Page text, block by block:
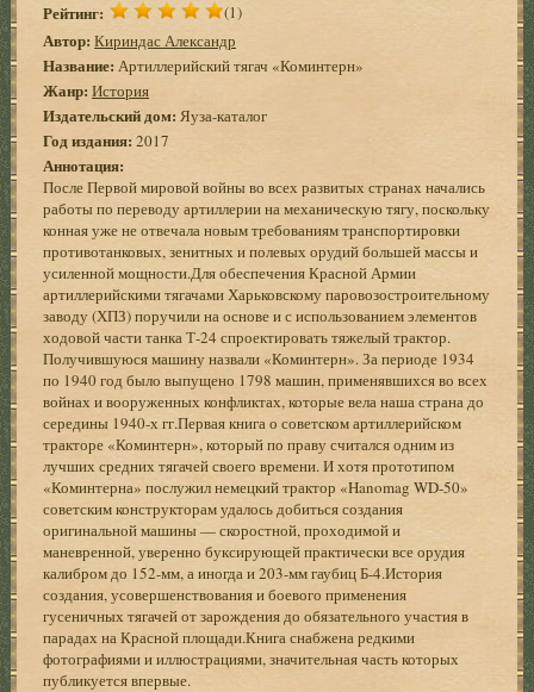
Рейтинг: (1)
Автор: Кириндас Александр
Название: Артиллерийский тягач «Коминтерн»
Жанр: История
Издательский дом: Яуза-каталог
Год издания:2017
Аннотация:
После Первой мировой войны во всех развитых странах начались
работы по переводу артиллерии на механическую тягу, поскольку
конная уже не отвечала новым требованиям транспортировки
противотанковых, зенитных и полевых орудий большей массы и
усиленной мощности.Для обеспечения Красной Армии
артиллерийскими тягачами Харьковскому паровозостроительному
заводу (ХПЗ) поручили на основе и с использованием элементов
ходовой части танка Т-24 спроектировать тяжелый трактор.
Получившуюся машину назвали «Коминтерн». За периоде 1934
по 1940 год было выпущено 1798 машин, применявшихся во всех
войнах и вооруженных конфликтах, которые вела наша страна до
середины 1940-х гг.Первая книга о советском артиллерийском
тракторе «Коминтерн», который по праву считался одним из
лучших средних тягачей своего времени. И хотя прототипом
«Коминтерна» послужил немецкий трактор «Hanomag WD-50»
советским конструкторам удалось добиться создания
оригинальной машины — скоростной, проходимой и
маневренной, уверенно буксирующей практически все орудия
калибром до 152-мм, а иногда и 203-мм гаубиц Б-4.История
создания, усовершенствования и боевого применения
гусеничных тягачей от зарождения до обязательного участия в
парадах на Красной площади.Книга снабжена редкими
фотографиями и иллюстрациями, значительная часть которых
публикуется впервые.